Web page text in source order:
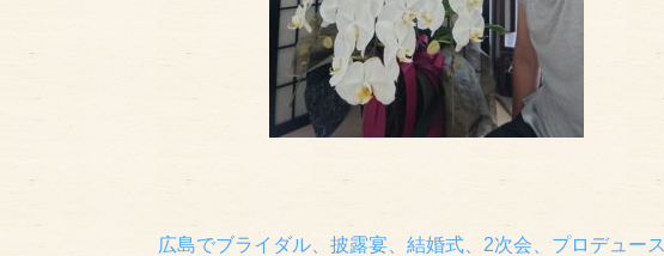
広島でブライダル、披露宴、結婚式、2次会、プロデュース